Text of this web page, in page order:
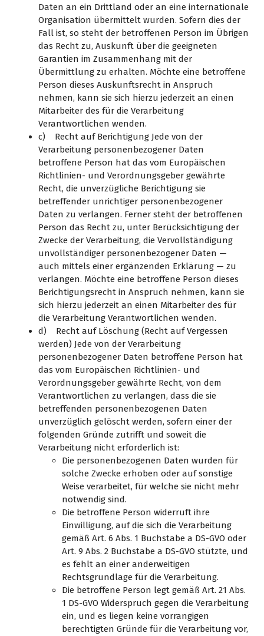
Daten an ein Drittland oder an eine internationale
Organisation übermittelt wurden. Sofern dies der
Fall ist, so steht der betroffenen Person im Übrigen
das Recht zu, Auskunft über die geeigneten
Garantien im Zusammenhang mit der
Übermittlung zu erhalten. Möchte eine betroffene
Person dieses Auskunftsrecht in Anspruch
nehmen, kann sie sich hierzu jederzeit an einen
Mitarbeiter des für die Verarbeitung
Verantwortlichen wenden.
c) Recht auf Berichtigung Jede von der
Verarbeitung personenbezogener Daten
betroffene Person hat das vom Europäischen
Richtlinien- und Verordnungsgeber gewährte
Recht, die unverzügliche Berichtigung sie
betreffender unrichtiger personenbezogener
Daten zu verlangen. Ferner steht der betroffenen
Person das Recht zu, unter Berücksichtigung der
Zwecke der Verarbeitung, die Vervollständigung
unvollständiger personenbezogener Daten —
auch mittels einer ergänzenden Erklärung — zu
verlangen. Möchte eine betroffene Person dieses
Berichtigungsrecht in Anspruch nehmen, kann sie
sich hierzu jederzeit an einen Mitarbeiter des für
die Verarbeitung Verantwortlichen wenden.
d) Recht auf Löschung (Recht auf Vergessen
werden) Jede von der Verarbeitung
personenbezogener Daten betroffene Person hat
das vom Europäischen Richtlinien- und
Verordnungsgeber gewährte Recht, von dem
Verantwortlichen zu verlangen, dass die sie
betreffenden personenbezogenen Daten
unverzüglich gelöscht werden, sofern einer der
folgenden Gründe zutrifft und soweit die
Verarbeitung nicht erforderlich ist:
Die personenbezogenen Daten wurden für
solche Zwecke erhoben oder auf sonstige
Weise verarbeitet, für welche sie nicht mehr
notwendig sind.
Die betroffene Person widerruft ihre
Einwilligung, auf die sich die Verarbeitung
gemäß Art. 6 Abs. 1 Buchstabe a DS-GVO oder
Art. 9 Abs. 2 Buchstabe a DS-GVO stützte, und
es fehlt an einer anderweitigen
Rechtsgrundlage für die Verarbeitung.
Die betroffene Person legt gemäß Art. 21 Abs.
1 DS-GVO Widerspruch gegen die Verarbeitung
ein, und es liegen keine vorrangigen
berechtigten Gründe für die Verarbeitung vor,